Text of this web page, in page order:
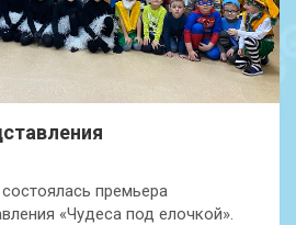
премьера
«Чудеса под елочкой».